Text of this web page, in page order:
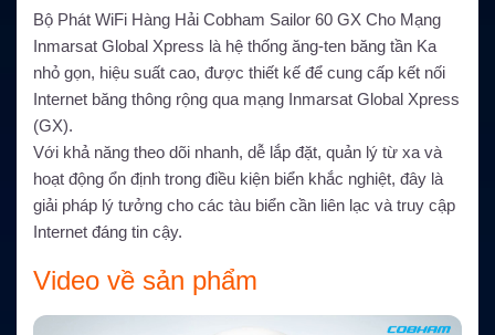
Bộ Phát WiFi Hàng Hải Cobham Sailor 60 GX Cho Mạng
Inmarsat Global Xpress là hệ thống ăng-ten băng tần Ka
nhỏ gọn, hiệu suất cao, được thiết kế để cung cấp kết nối
Internet băng thông rộng qua mạng Inmarsat Global Xpress
(GX).
Với khả năng theo dõi nhanh, dễ lắp đặt, quản lý từ xa và
hoạt động ổn định trong điều kiện biển khắc nghiệt, đây là
giải pháp lý tưởng cho các tàu biển cần liên lạc và truy cập
Internet đáng tin cậy.
Video về sản phẩm